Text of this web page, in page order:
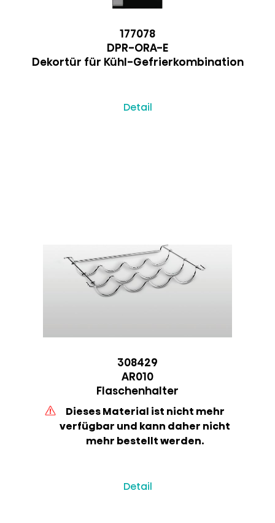
177078
DPR-ORA-E
Dekortür für Kühl-Gefrierkombination
Detail
308429
AR010
Flaschenhalter
Dieses Material ist nicht mehr
verfügbar und kann daher nicht
mehr bestellt werden.
Detail